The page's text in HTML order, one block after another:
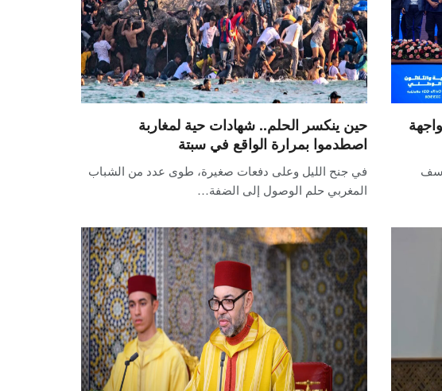
حين ينكسر الحلم.. شهادات حية لمغاربة
اصطدموا بمرارة الواقع في سبتة
في جنح الليل وعلى دفعات صغيرة، طوى عدد من الشباب
المغربي حلم الوصول إلى الضفة…